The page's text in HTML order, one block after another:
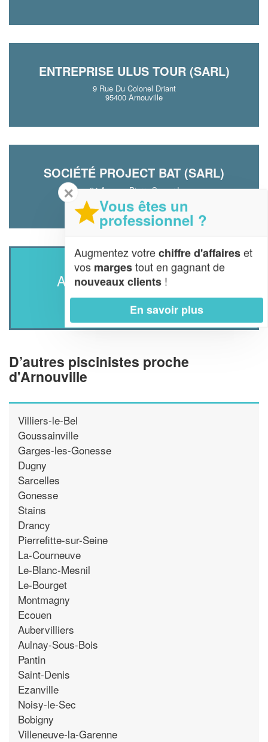
ENTREPRISE ULUS TOUR (SARL)
9 Rue Du Colonel Driant
95400 Arnouville
SOCIÉTÉ PROJECT BAT (SARL)
34 Avenue Pierre Semard
95400 Arnouville
AUTRES PISCINISTES À
ARNOUVILLE
D’autres piscinistes proche
d'Arnouville
Villiers-le-Bel
Goussainville
Garges-les-Gonesse
Dugny
Sarcelles
Gonesse
Stains
Drancy
Pierrefitte-sur-Seine
La-Courneuve
Le-Blanc-Mesnil
Le-Bourget
Montmagny
Ecouen
Aubervilliers
Aulnay-Sous-Bois
Pantin
Saint-Denis
Ezanville
Noisy-le-Sec
Bobigny
Villeneuve-la-Garenne
✕
Vous êtes un
professionnel ?
Augmentez votrechiffre d'affaireset
vos margestout en gagnant de
nouveaux clients !
En savoir plus